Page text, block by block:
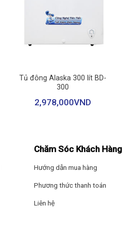
Tủ đông Alaska 300 lít BD-
300
2,978,000VND
Chăm Sóc Khách Hàng
Hướng dẫn mua hàng
Phương thức thanh toán
Liên hệ